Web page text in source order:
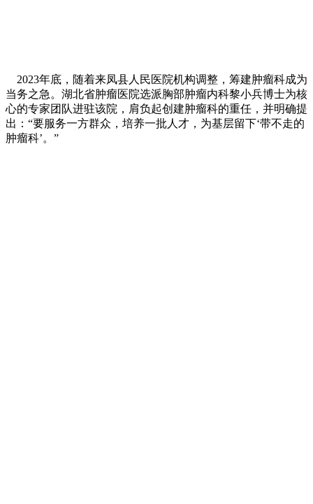
2023年底，随着来凤县人民医院机构调整，筹建肿瘤科成为
当务之急。湖北省肿瘤医院选派胸部肿瘤内科黎小兵博士为核
心的专家团队进驻该院，肩负起创建肿瘤科的重任，并明确提
出：“要服务一方群众，培养一批人才，为基层留下‘带不走的
肿瘤科’。”